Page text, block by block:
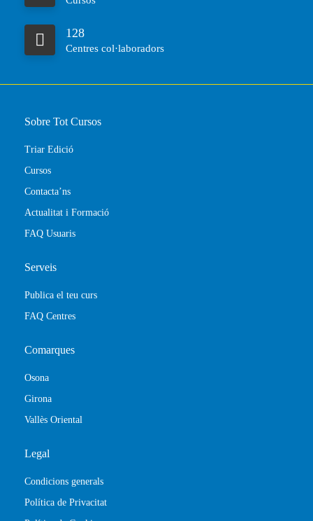
128
Centres col·laboradors
Sobre Tot Cursos
Triar Edició
Cursos
Contacta’ns
Actualitat i Formació
FAQ Usuaris
Serveis
Publica el teu curs
FAQ Centres
Comarques
Osona
Girona
Vallès Oriental
Legal
Condicions generals
Política de Privacitat